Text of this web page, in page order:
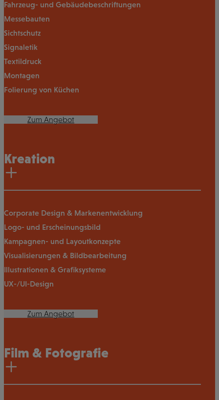
Fahrzeug- und Gebäudebeschriftungen
Messebauten
Sichtschutz
Signaletik
Textildruck
Montagen
Folierung von Küchen
Zum Angebot
Kreation
Corporate Design & Markenentwicklung
Logo- und Erscheinungsbild
Kampagnen- und Layoutkonzepte
Visualisierungen & Bildbearbeitung
Illustrationen & Grafiksysteme
UX-/UI-Design
Zum Angebot
Film & Fotografie